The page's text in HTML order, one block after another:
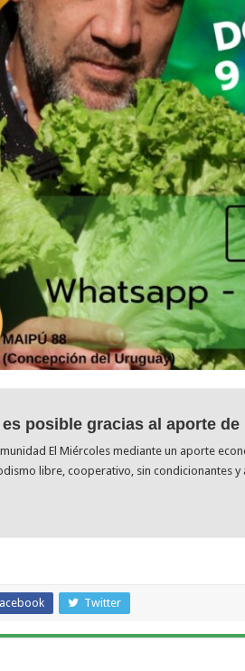
posible gracias al aporte
El Miércoles mediante un aporte
libre, cooperativo, sin condicionantes y
Twitter